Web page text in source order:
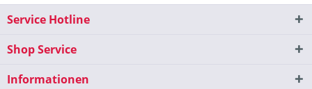
Service Hotline
Shop Service
Informationen